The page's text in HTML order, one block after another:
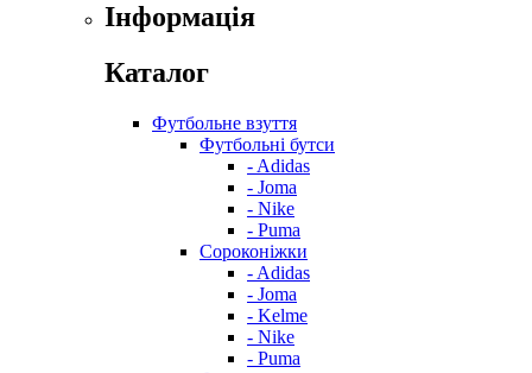
Інформація
Каталог
Футбольне взуття
Футбольні бутси
- Adidas
- Joma
- Nike
- Puma
Сороконіжки
- Adidas
- Joma
- Kelme
- Nike
- Puma